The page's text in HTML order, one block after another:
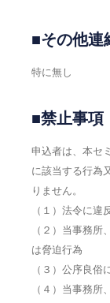
■その他連
特に無し
■禁止事項
申込者は、本セ
に該当する行為
りません。
（１）法令に違
（２）当事務所
は脅迫行為
（３）公序良俗
（４）当事務所